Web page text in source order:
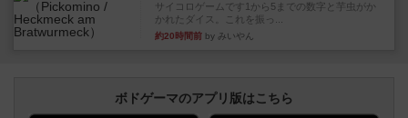
サイコロゲームです1から5までの数字と芋虫がか
かれたダイス。これを振っ...
約20時間前 by みいやん
ボドゲーマのアプリ版はこちら